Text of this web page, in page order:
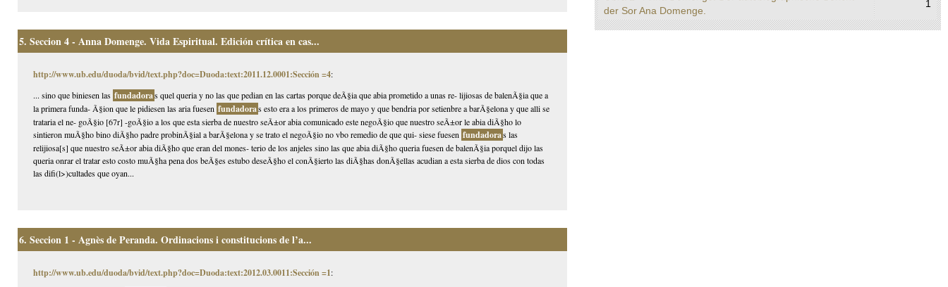
5. Seccion 4 - Anna Domenge. Vida Espiritual. Edición crítica en cas...
http://www.ub.edu/duoda/bvid/text.php?doc=Duoda:text:2011.12.0001:Sección =4:
... sino que biniesen las fundadoras quel queria y no las que pedian en las cartas porque deÃ§ia que abia prometido a unas re- lijiosas de balenÃ§ia que a
la primera funda- Ã§ion que le pidiesen las aria fuesen fundadoras esto era a los primeros de mayo y que bendria por setienbre a barÃ§elona y que alli se
trataria el ne- goÃ§io [67r] -goÃ§io a los que esta sierba de nuestro seÃ±or abia comunicado este negoÃ§io que nuestro seÃ±or le abia diÃ§ho lo
sintieron muÃ§ho bino diÃ§ho padre probinÃ§ial a barÃ§elona y se trato el negoÃ§io no vbo remedio de que qui- siese fuesen fundadoras las
relijiosa[s] que nuestro seÃ±or abia diÃ§ho que eran del mones- terio de los anjeles sino las que abia diÃ§ho queria fuesen de balenÃ§ia porquel dijo las
queria onrar el tratar esto costo muÃ§ha pena dos beÃ§es estubo deseÃ§ho el conÃ§ierto las diÃ§has donÃ§ellas acudian a esta sierba de dios con todas
las difi(l>)cultades que oyan...
6. Seccion 1 - Agnès de Peranda. Ordinacions i constitucions de l’a...
http://www.ub.edu/duoda/bvid/text.php?doc=Duoda:text:2012.03.0011:Sección =1:
der Sor Ana Domenge.
1